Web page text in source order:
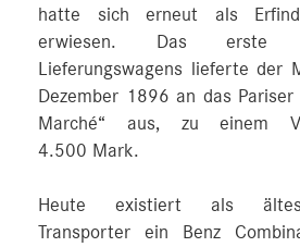
hatte sich erneut als
erwiesen. Das erste
Lieferungswagens lieferte der
Dezember 1896 an das Pariser
Marché“ aus, zu einem
4.500 Mark.
Heute existiert als
Transporter ein Benz